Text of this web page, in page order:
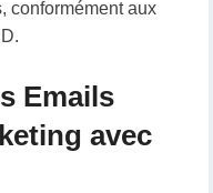
conformément aux
Emails
avec